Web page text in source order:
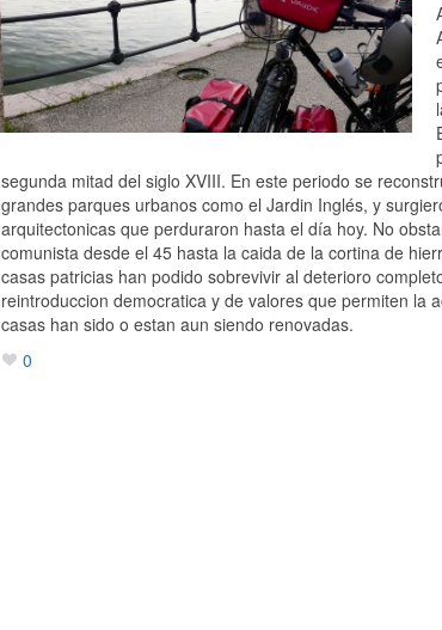
segunda mitad del siglo XVIII. En este periodo se
grandes parques urbanos como el Jardin Inglés, y
arquitectonicas que perduraron hasta el día hoy. No
comunista desde el 45 hasta la caida de la cortina de
casas patricias han podido sobrevivir al deterioro
reintroduccion democratica y de valores que permiten la
casas han sido o estan aun siendo renovadas.
0